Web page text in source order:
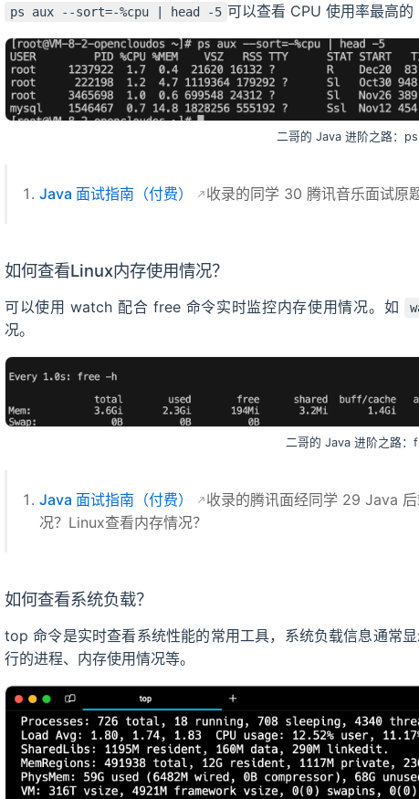
ps aux --sort=-%cpu | head -5 可以查看 CPU 使用率最高
二哥的 Java 进阶之路：
Java 面试指南（付费） 收录的同学 30 腾讯音乐面试原
如何查看Linux内存使用情况？
可以使用 watch 配合 free 命令实时监控内存使用情况。如
况。
二哥的 Java 进阶之路：
Java 面试指南（付费）
收录的腾讯面经同学 29 Java
况？Linux查看内存情况？
如何查看系统负载？
top 命令是实时查看系统性能的常用工具，系统负载信息通常
行的进程、内存使用情况等。